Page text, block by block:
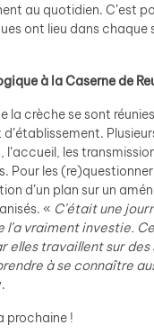
au quotidien. C’est
ont lieu dans chaque
à la Caserne de
la crèche se sont
l’accueil, les
Pour les
d’un plan sur un
« C’était une
l’a vraiment investie.
elles travaillent sur
à se connaître
prochaine !